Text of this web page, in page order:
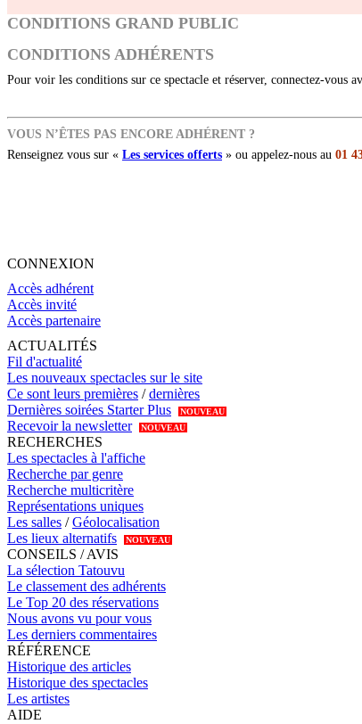
CONDITIONS GRAND PUBLIC
CONDITIONS ADHÉRENTS
Pour voir les conditions sur ce spectacle et réserver, connectez-vous
VOUS N’ÊTES PAS ENCORE ADHÉRENT ?
Renseignez vous sur « Les services offerts » ou appelez-nous au 01
CONNEXION
Accès adhérent
Accès invité
Accès partenaire
ACTUALITÉS
Fil d'actualité
Les nouveaux spectacles sur le site
Ce sont leurs premières /dernières
Dernières soirées Starter Plus
NOUVEAU
Recevoir la newsletter NOUVEAU
RECHERCHES
Les spectacles à l'affiche
Recherche par genre
Recherche multicritère
Représentations uniques
Les salles /Géolocalisation
Les lieux alternatifs
NOUVEAU
CONSEILS / AVIS
La sélection Tatouvu
Le classement des adhérents
Le Top 20 des réservations
Nous avons vu pour vous
Les derniers commentaires
RÉFÉRENCE
Historique des articles
Historique des spectacles
Les artistes
AIDE